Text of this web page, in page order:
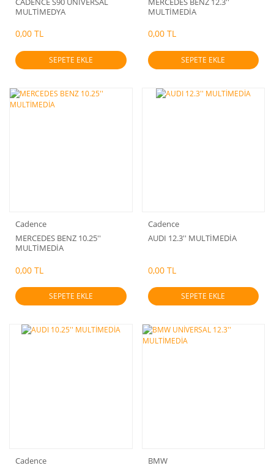
MULTİMEDYA
0,00 TL
SEPETE EKLE
MULTİMEDİA
0,00 TL
SEPETE EKLE
Cadence
MERCEDES BENZ 10.25''
MULTİMEDİA
0,00 TL
SEPETE EKLE
Cadence
AUDI 12.3'' MULTİMEDİA
0,00 TL
SEPETE EKLE
Cadence
BMW